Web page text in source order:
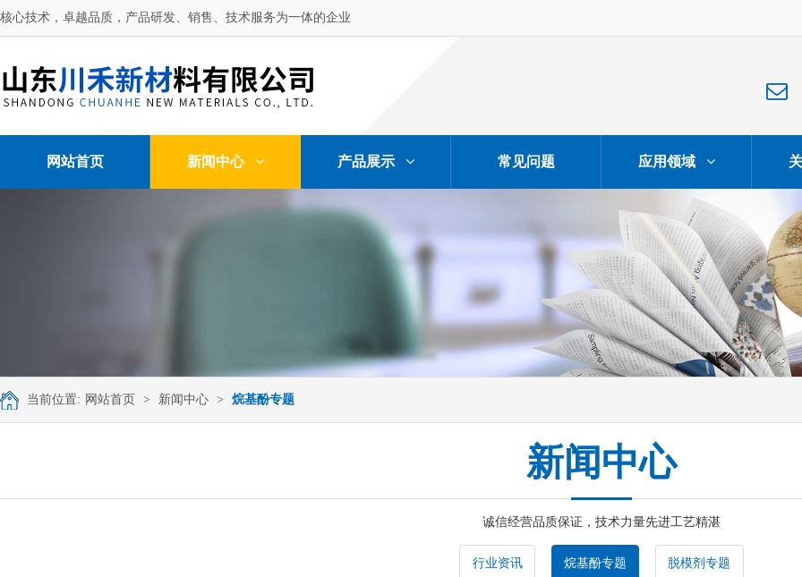
核心技术，卓越品质，产品研发、销售、技术服务为一体的企业
网站首页 新闻中心 产品展示 常见问题 应用领域
当前位置: 网站首页 > 新闻中心 > 烷基酚专题
新闻中心
诚信经营品质保证，技术力量先进工艺精湛
行业资讯 烷基酚专题 脱模剂专题